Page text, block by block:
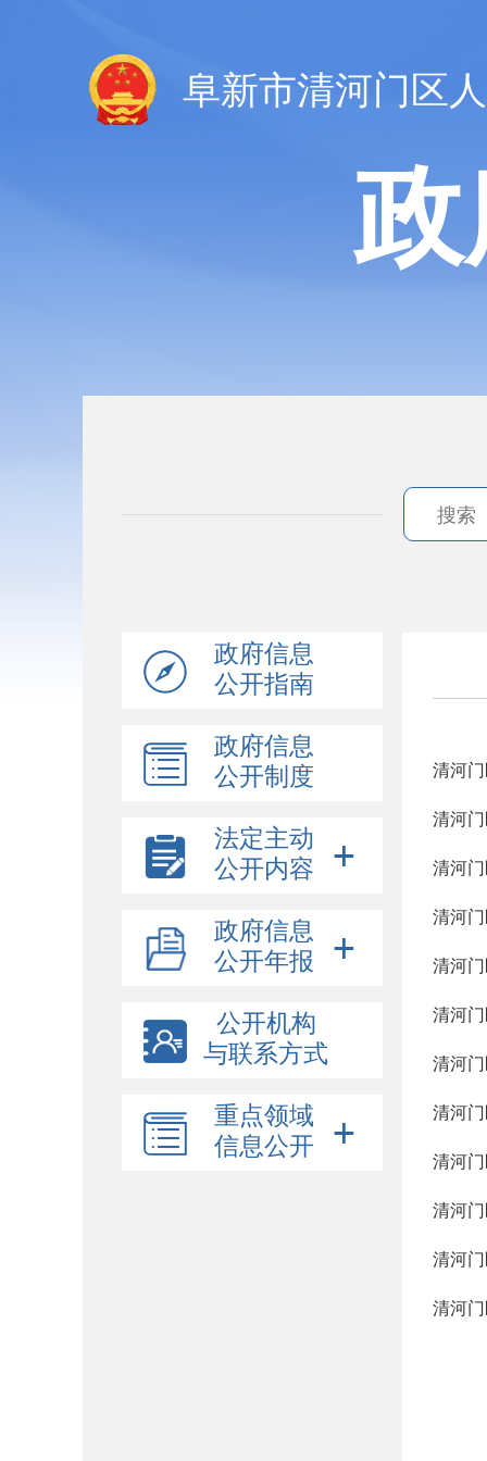
阜新市清河门区
政府信息
公开指南
政府信息
公开制度
法定主动
公开内容
政府信息
公开年报
公开机构
与联系方式
重点领域
信息公开
清河
清河
清河
清河
清河
清河
清河
清河
清河
清河
清河
清河